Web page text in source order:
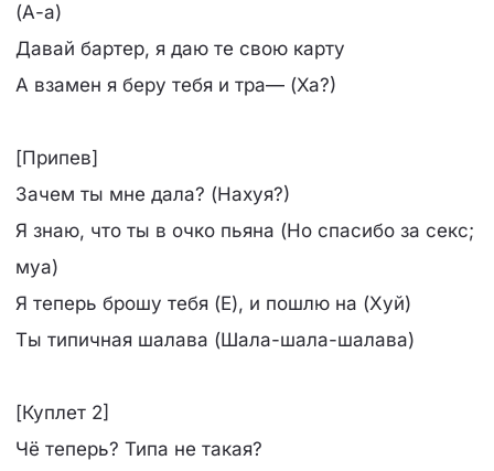
(А-а)
Давай бартер, я даю те свою карту
А взамен я беру тебя и тра— (Ха?)
[Припев]
Зачем ты мне дала? (Нахуя?)
Я знаю, что ты в очко пьяна (Но спасибо за секс;
муа)
Я теперь брошу тебя (Е), и пошлю на (Хуй)
Ты типичная шалава (Шала-шала-шалава)
[Куплет 2]
Чё теперь? Типа не такая?